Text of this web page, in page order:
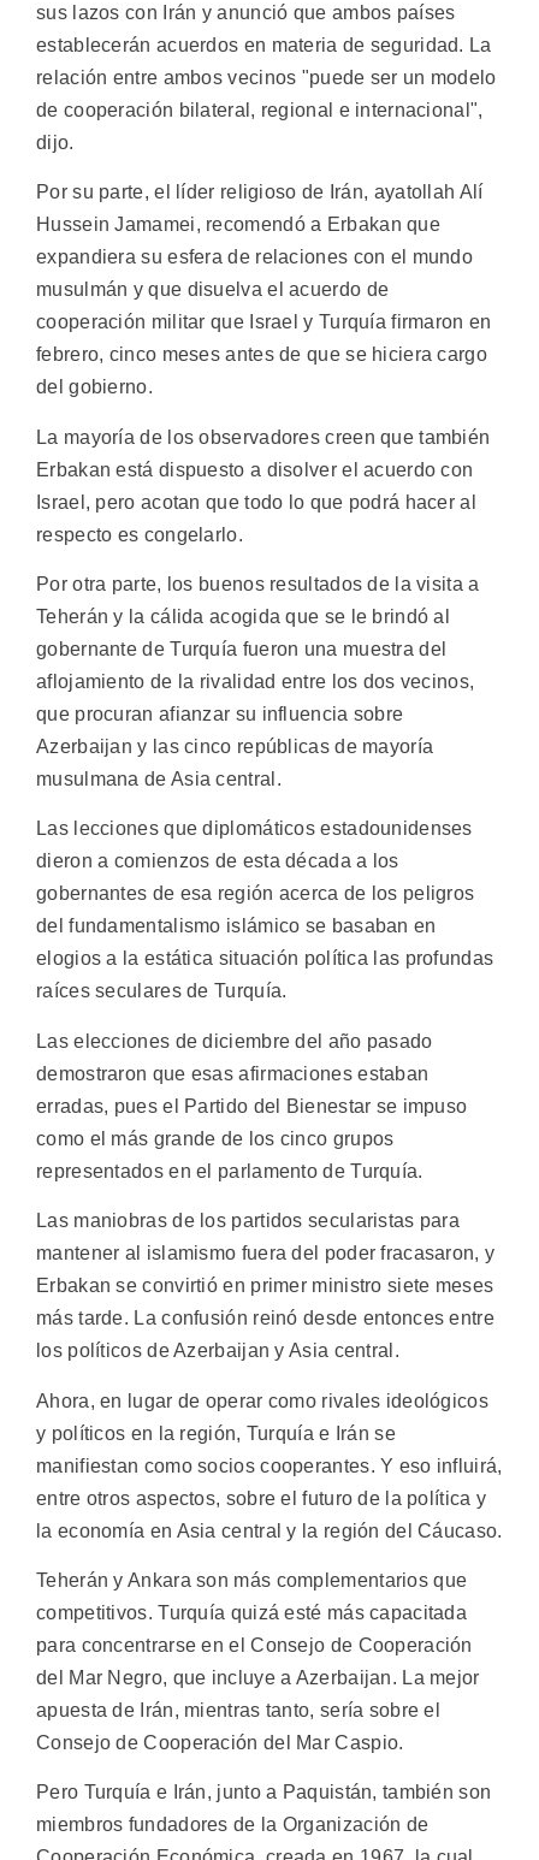
sus lazos con Irán y anunció que ambos países
establecerán acuerdos en materia de seguridad. La
relación entre ambos vecinos "puede ser un modelo
de cooperación bilateral, regional e internacional",
dijo.
Por su parte, el líder religioso de Irán, ayatollah Alí
Hussein Jamamei, recomendó a Erbakan que
expandiera su esfera de relaciones con el mundo
musulmán y que disuelva el acuerdo de
cooperación militar que Israel y Turquía firmaron en
febrero, cinco meses antes de que se hiciera cargo
del gobierno.
La mayoría de los observadores creen que también
Erbakan está dispuesto a disolver el acuerdo con
Israel, pero acotan que todo lo que podrá hacer al
respecto es congelarlo.
Por otra parte, los buenos resultados de la visita a
Teherán y la cálida acogida que se le brindó al
gobernante de Turquía fueron una muestra del
aflojamiento de la rivalidad entre los dos vecinos,
que procuran afianzar su influencia sobre
Azerbaijan y las cinco repúblicas de mayoría
musulmana de Asia central.
Las lecciones que diplomáticos estadounidenses
dieron a comienzos de esta década a los
gobernantes de esa región acerca de los peligros
del fundamentalismo islámico se basaban en
elogios a la estática situación política las profundas
raíces seculares de Turquía.
Las elecciones de diciembre del año pasado
demostraron que esas afirmaciones estaban
erradas, pues el Partido del Bienestar se impuso
como el más grande de los cinco grupos
representados en el parlamento de Turquía.
Las maniobras de los partidos secularistas para
mantener al islamismo fuera del poder fracasaron, y
Erbakan se convirtió en primer ministro siete meses
más tarde. La confusión reinó desde entonces entre
los políticos de Azerbaijan y Asia central.
Ahora, en lugar de operar como rivales ideológicos
y políticos en la región, Turquía e Irán se
manifiestan como socios cooperantes. Y eso influirá,
entre otros aspectos, sobre el futuro de la política y
la economía en Asia central y la región del Cáucaso.
Teherán y Ankara son más complementarios que
competitivos. Turquía quizá esté más capacitada
para concentrarse en el Consejo de Cooperación
del Mar Negro, que incluye a Azerbaijan. La mejor
apuesta de Irán, mientras tanto, sería sobre el
Consejo de Cooperación del Mar Caspio.
Pero Turquía e Irán, junto a Paquistán, también son
miembros fundadores de la Organización de